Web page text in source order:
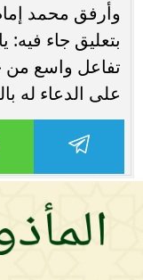
وأرفق محمد
بتعليق جاء
تفاعل واسع من
على الدعاء له